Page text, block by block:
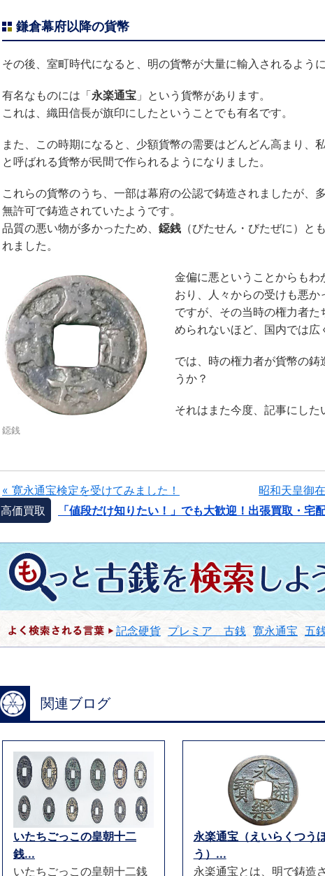
鎌倉幕府以降の貨幣
その後、室町時代になると、明の貨幣が大量に輸入されるように
有名なものには「永楽通宝 」という貨幣があります。
これは、織田信長が旗印にしたということでも有名です。
また、この時期になると、少額貨幣の需要はどんどん高まり、
と呼ばれる貨幣が民間で作られるようになりました。
これらの貨幣のうち、一部は幕府の公認で鋳造されましたが、
無許可で鋳造されていたようです。
品質の悪い物が多かったため、 鐚銭 （びたせん・びたぜに）と
れました。
鐚銭
金偏に悪ということからもわ
おり、人々からの受けも悪か
ですが、その当時の権力者
められないほど、国内では広
では、時の権力者が貨幣の
うか？
それはまた今度、記事にした
« 寛永通宝検定を受けてみました！
昭和天皇御
高価買取
「値段だけ知りたい！」でも大歓迎！出張買取・宅
記念硬貨 プレミア 古銭 寛永通宝 五
関連ブログ
いたちごっこの皇朝十二
銭...
いたちごっこの皇朝十二銭
永楽通宝（えいらくつう
う）...
永楽通宝とは、明で鋳造さ